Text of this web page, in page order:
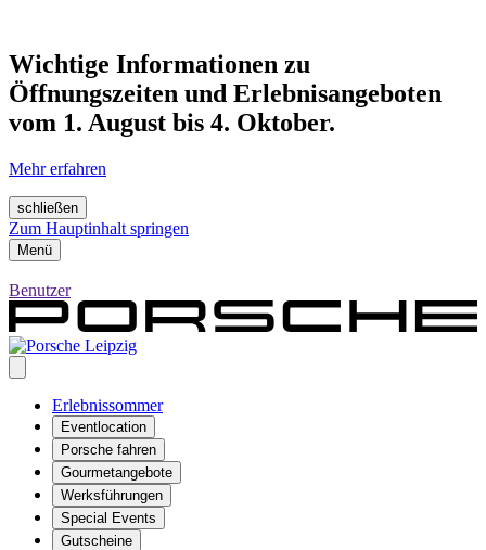
Wichtige Informationen zu
Öffnungszeiten und Erlebnisangeboten
vom 1. August bis 4. Oktober.
Mehr erfahren
schließen
Zum Hauptinhalt springen
Menü
Benutzer
Erlebnissommer
Eventlocation
Porsche fahren
Gourmetangebote
Werksführungen
Special Events
Gutscheine